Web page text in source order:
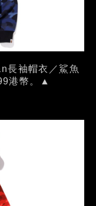
袖帽衣／鯊魚
港幣。▲